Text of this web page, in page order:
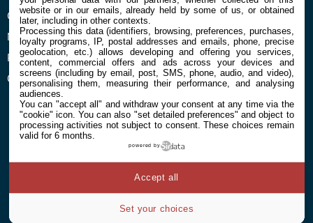
Confidentialité et Cookies
Mentions légales et CGU
Préférences Cookies
Qui sommes nous
Contact
website or in our emails, already held by some of us, or obtained
later, including in other contexts.
Processing this data (identifiers, browsing, preferences, purchases,
loyalty programs, IP, postal addresses and emails, phone, precise
geolocation, etc.) allows developing and offering you services,
content, commercial offers and ads across your devices and
screens (including by email, post, SMS, phone, audio, and video),
personalising them, measuring their performance, and analysing
audiences.
You can "accept all" and withdraw your consent at any time via the
"cookie" icon. You can also "set detailed preferences" and object to
processing activities not subject to consent. These choices remain
valid for 6 months.
powered by
Set your choices
Accept all